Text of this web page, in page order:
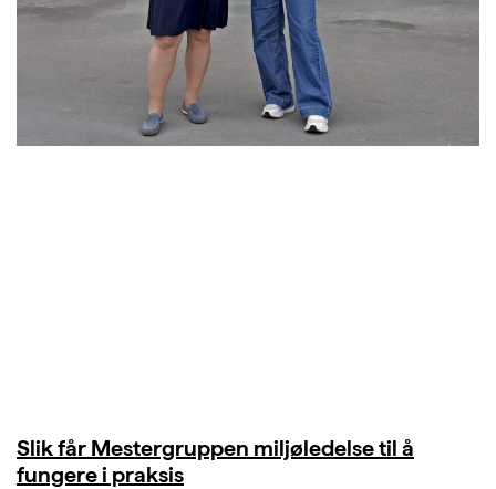
Slik får Mestergruppen miljøledelse til å
fungere i praksis